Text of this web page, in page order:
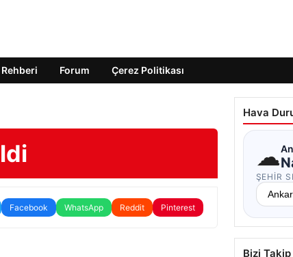
Forum Çerez Politikası
Facebook WhatsApp Reddit Pinterest
Hava
☁
ŞEHIR
Bizi Takip